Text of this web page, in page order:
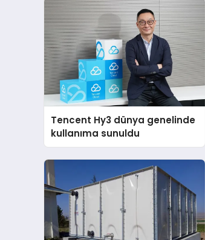
Tencent Hy3 dünya genelinde
kullanıma sunuldu